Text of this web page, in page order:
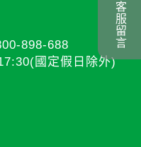
898-688
國定假日除外)
客服留言